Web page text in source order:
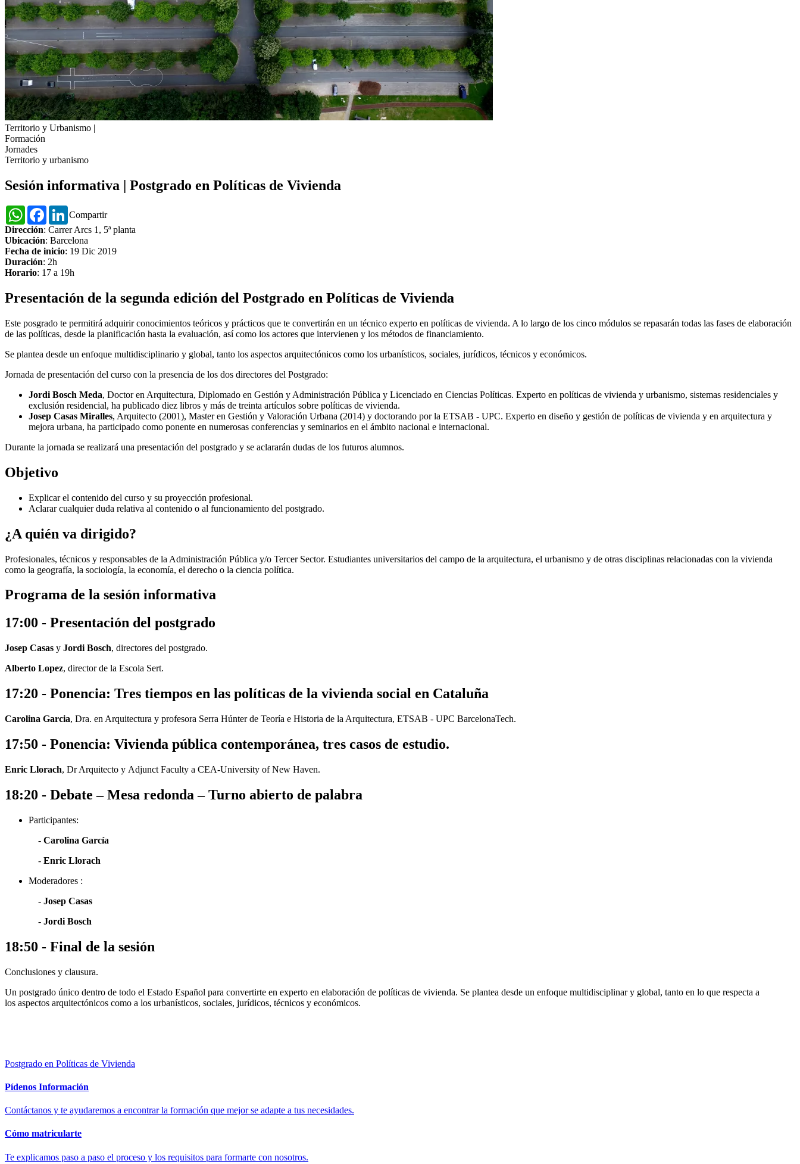
Territorio y Urbanismo |
Formación
Jornades
Territorio y urbanismo
Sesión informativa | Postgrado en Políticas de Vivienda
Compartir
WhatsAppFacebookLinkedIn
Dirección: Carrer Arcs 1, 5ª planta
Ubicación: Barcelona
Fecha de inicio: 19 Dic 2019
Duración: 2h
Horario: 17 a 19h
Presentación de la segunda edición del Postgrado en Políticas de Vivienda
Este posgrado te permitirá adquirir conocimientos teóricos y prácticos que te convertirán en un técnico experto en políticas de vivienda. A lo largo de los cinco módulos se repasarán todas las fases de elaboración
de las políticas, desde la planificación hasta la evaluación, así como los actores que intervienen y los métodos de financiamiento.
Se plantea desde un enfoque multidisciplinario y global, tanto los aspectos arquitectónicos como los urbanísticos, sociales, jurídicos, técnicos y económicos.
Jornada de presentación del curso con la presencia de los dos directores del Postgrado:
Jordi Bosch Meda, Doctor en Arquitectura, Diplomado en Gestión y Administración Pública y Licenciado en Ciencias Políticas. Experto en políticas de vivienda y urbanismo, sistemas residenciales y
exclusión residencial, ha publicado diez libros y más de treinta artículos sobre políticas de vivienda.
Josep Casas Miralles, Arquitecto (2001), Master en Gestión y Valoración Urbana (2014) y doctorando por la ETSAB - UPC. Experto en diseño y gestión de políticas de vivienda y en arquitectura y
mejora urbana, ha participado como ponente en numerosas conferencias y seminarios en el ámbito nacional e internacional.
Durante la jornada se realizará una presentación del postgrado y se aclararán dudas de los futuros alumnos.
Objetivo
Explicar el contenido del curso y su proyección profesional.
Aclarar cualquier duda relativa al contenido o al funcionamiento del postgrado.
¿A quién va dirigido?
Profesionales, técnicos y responsables de la Administración Pública y/o Tercer Sector. Estudiantes universitarios del campo de la arquitectura, el urbanismo y de otras disciplinas relacionadas con la vivienda
como la geografía, la sociología, la economía, el derecho o la ciencia política.
Programa de la sesión informativa
17:00 - Presentación del postgrado
Josep Casas y Jordi Bosch, directores del postgrado.
Alberto Lopez, director de la Escola Sert.
17:20 - Ponencia: Tres tiempos en las políticas de la vivienda social en Cataluña
Carolina Garcia, Dra. en Arquitectura y profesora Serra Húnter de Teoría e Historia de la Arquitectura, ETSAB - UPC BarcelonaTech.
17:50 - Ponencia: Vivienda pública contemporánea, tres casos de estudio.
Enric Llorach, Dr Arquitecto y Adjunct Faculty a CEA-University of New Haven.
18:20 - Debate – Mesa redonda – Turno abierto de palabra
Participantes:
- Carolina García
- Enric Llorach
Moderadores :
- Josep Casas
- Jordi Bosch
18:50 - Final de la sesión
Conclusiones y clausura.
Un postgrado único dentro de todo el Estado Español para convertirte en experto en elaboración de políticas de vivienda. Se plantea desde un enfoque multidisciplinar y global, tanto en lo que respecta a
los aspectos arquitectónicos como a los urbanísticos, sociales, jurídicos, técnicos y económicos.
Postgrado en Políticas de Vivienda
Pídenos Información
Contáctanos y te ayudaremos a encontrar la formación que mejor se adapte a tus necesidades.
Cómo matricularte
Te explicamos paso a paso el proceso y los requisitos para formarte con nosotros.